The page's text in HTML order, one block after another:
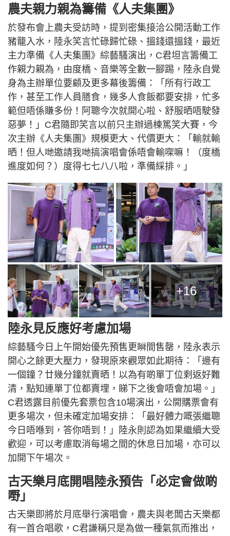
農夫親力親為籌備《人夫集團》
於發布會上農夫受訪時，提到密集接洽公開活動工作
豬籠入水，陸永笑言忙碌歸忙碌、搵錢還搵錢，最近
主力準備《人夫集團》綜藝騷演出，C君坦言籌備工
作親力親為，由度橋、音樂等全數一腳踢，陸永自覺
身為主辦單位要顧及更多幕後籌備：「所有行政工
作，甚至工作人員膳食，幾多人食飯都要安排，忙多
範但唔係賺多份！阿聰今次就開心啦、舒服晒唔駛發
惡夢！」C君隨即笑言以前只主辦過棟篤笑大賽，今
次主辦《人夫集團》規模更大、代價更大：「輸就輸
晒！但人哋邀請我哋搞演唱會係唔會輸㗎嘛！（度橋
進度如何？）度得七七八八啦，準備綵排。」
+16
陸永見反應好考慮加場
綜藝騷今日上午開始優先預售更瞬間售罄，陸永表示
開心之餘更大壓力，發現原來觀眾如此期待：「邊有
一個鐘？廿幾分鐘就賣晒！以為有啲單丁位剩返好難
清，點知連單丁位都賣埋，睇下之後會唔會加場。」
C君透露目前優先套票包含10場演出，公開購票會有
更多場次，但未確定加場安排：「最好體力嘅張繼聰
今日唔喺到，答你唔到！」陸永則認為如果繼續大受
歡迎，可以考慮取消每場之間的休息日加場，亦可以
加開下午場次。
古天樂月底開唱陸永預告「必定會做啲
嘢」
古天樂即將於月底舉行演唱會，農夫與老闆古天樂都
有一首合唱歌，C君謙稱只是為做一種氣氛而推出，